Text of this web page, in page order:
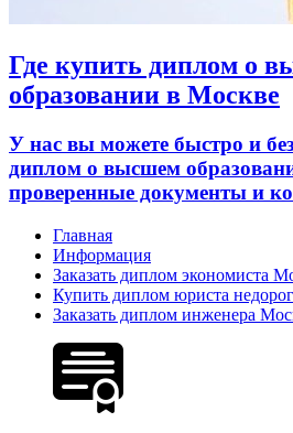
Где купить диплом о
образовании в Москве
У нас вы можете быстро и
диплом о высшем
проверенные документы и
Главная
Информация
Заказать диплом экономиста
Купить диплом юриста
Заказать диплом инженера